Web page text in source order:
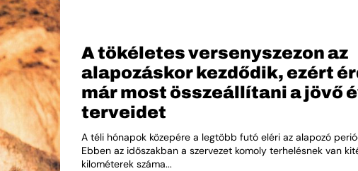
A tökéletes versenyszezon az
alapozáskor kezdődik, ezért
már most összeállítani a jövő
terveidet
A téli hónapok közepére a legtöbb futó eléri az alapozó
Ebben az időszakban a szervezet komoly terhelésnek van
kilométerek száma...